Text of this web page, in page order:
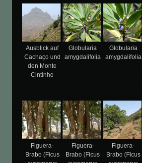
Ausblick auf
Cachaço und
den Monte
Cintinho
Globularia
amygdalifolia
Globularia
amygdalifolia
Figuera-
Brabo (Ficus
Figuera-
Brabo (Ficus
Figuera-
Brabo (Ficus